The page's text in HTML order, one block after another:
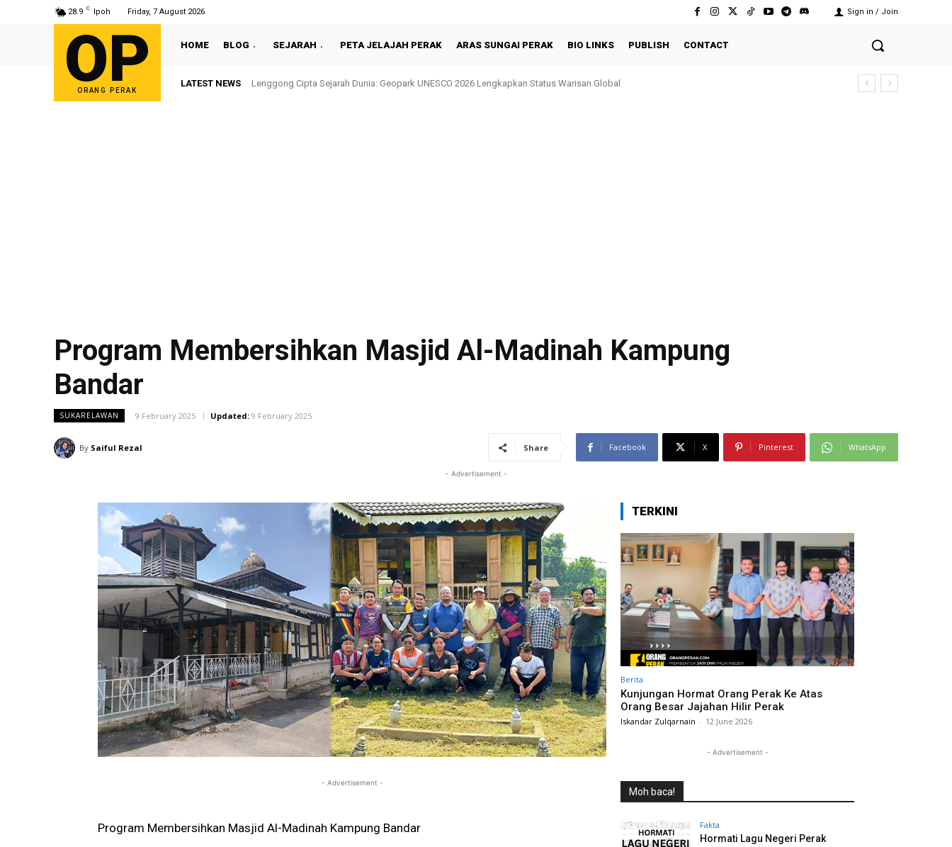
28.9 C Ipoh Friday, 7 August 2026 Sign in / Join
OP
ORANG PERAK
HOME BLOG SEJARAH PETA JELAJAH PERAK ARAS SUNGAI PERAK BIO LINKS PUBLISH CONTACT
LATEST NEWS Sultan Nazrin Shah Berbuka Puasa Bersama Rakyat di Behrang Stesen
Program Membersihkan Masjid Al-Madinah Kampung
Bandar
SUKARELAWAN 9 February 2025 Updated: 9 February 2025
By Saiful Rezal Share Facebook X Pinterest WhatsApp
- Advertisement -
- Advertisement -
Program Membersihkan Masjid Al-Madinah Kampung Bandar
TERKINI
Berita
Kunjungan Hormat Orang Perak Ke Atas
Orang Besar Jajahan Hilir Perak
Iskandar Zulqarnain - 12 June 2026
- Advertisement -
Moh baca!
Fakta
Hormati Lagu Negeri Perak